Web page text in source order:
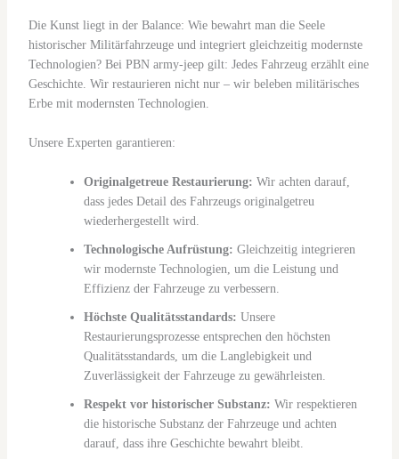
Die Kunst liegt in der Balance: Wie bewahrt man die Seele
historischer Militärfahrzeuge und integriert gleichzeitig modernste
Technologien? Bei PBN army-jeep gilt: Jedes Fahrzeug erzählt eine
Geschichte. Wir restaurieren nicht nur – wir beleben militärisches
Erbe mit modernsten Technologien.
Unsere Experten garantieren:
Originalgetreue Restaurierung: Wir achten darauf,
dass jedes Detail des Fahrzeugs originalgetreu
wiederhergestellt wird.
Technologische Aufrüstung: Gleichzeitig integrieren
wir modernste Technologien, um die Leistung und
Effizienz der Fahrzeuge zu verbessern.
Höchste Qualitätsstandards: Unsere
Restaurierungsprozesse entsprechen den höchsten
Qualitätsstandards, um die Langlebigkeit und
Zuverlässigkeit der Fahrzeuge zu gewährleisten.
Respekt vor historischer Substanz: Wir respektieren
die historische Substanz der Fahrzeuge und achten
darauf, dass ihre Geschichte bewahrt bleibt.